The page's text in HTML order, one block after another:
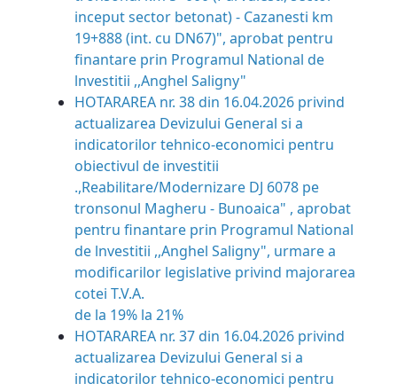
inceput sector betonat) - Cazanesti km
19+888 (int. cu DN67)", aprobat pentru
finantare prin Programul National de
lnvestitii ,,Anghel Saligny"
HOTARAREA nr. 38 din 16.04.2026 privind
actualizarea Devizului General si a
indicatorilor tehnico-economici pentru
obiectivul de investitii
.,Reabilitare/Modernizare DJ 6078 pe
tronsonul Magheru - Bunoaica" , aprobat
pentru finantare prin Programul National
de lnvestitii ,,Anghel Saligny", urmare a
modificarilor legislative privind majorarea
cotei T.V.A.
de la 19% la 21%
HOTARAREA nr. 37 din 16.04.2026 privind
actualizarea Devizului General si a
indicatorilor tehnico-economici pentru